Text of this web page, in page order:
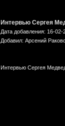
Интервью Сергея
Дата добавления: 16-02-
Добавил: Арсений
Интервью Сергея